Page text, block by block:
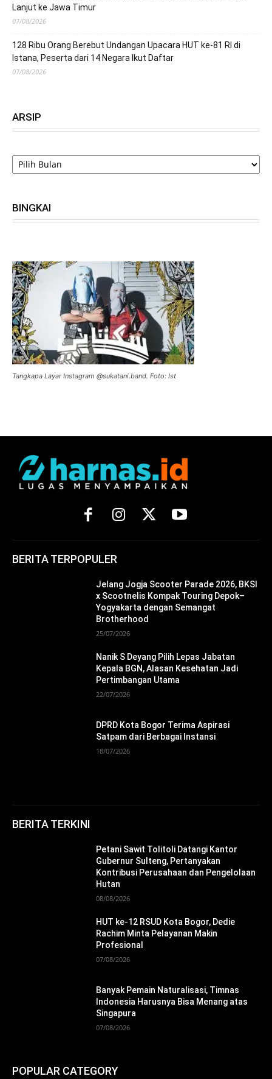
Lanjut ke Jawa Timur
07/08/2026
128 Ribu Orang Berebut Undangan Upacara HUT ke-81 RI di
Istana, Peserta dari 14 Negara Ikut Daftar
07/08/2026
ARSIP
ARSIP
BINGKAI
Tangkapa Layar Instagram @sukatani.band. Foto: Ist
BERITA TERPOPULER
Jelang Jogja Scooter Parade 2026, BKSI
x Scootnelis Kompak Touring Depok–
Yogyakarta dengan Semangat
Brotherhood
25/07/2026
Nanik S Deyang Pilih Lepas Jabatan
Kepala BGN, Alasan Kesehatan Jadi
Pertimbangan Utama
22/07/2026
DPRD Kota Bogor Terima Aspirasi
Satpam dari Berbagai Instansi
18/07/2026
BERITA TERKINI
Petani Sawit Tolitoli Datangi Kantor
Gubernur Sulteng, Pertanyakan
Kontribusi Perusahaan dan Pengelolaan
Hutan
08/08/2026
HUT ke-12 RSUD Kota Bogor, Dedie
Rachim Minta Pelayanan Makin
Profesional
07/08/2026
Banyak Pemain Naturalisasi, Timnas
Indonesia Harusnya Bisa Menang atas
Singapura
07/08/2026
POPULAR CATEGORY